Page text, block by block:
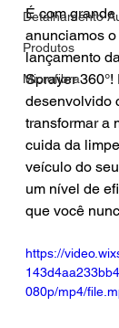
Detalhamento
Produtos
Microfibra
É com
anunciamos
lançamento
Sprayer
desenvolvido
transformar a
cuida da
veículo do
um nível de
que você
https://
080p/mp4/